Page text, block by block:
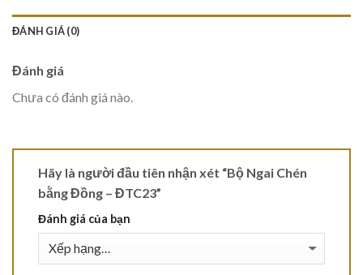
ĐÁNH GIÁ (0)
Đánh giá
Chưa có đánh giá nào.
Hãy là người đầu tiên nhận xét “Bộ Ngai Chén
bằng Đồng – ĐTC23”
Đánh giá của bạn